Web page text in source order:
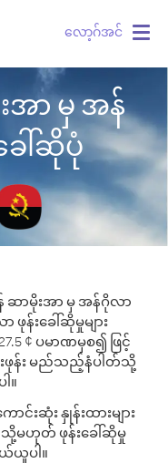
လော့ဂ်အင်
ာ မှ အန်
ေါ်ဆိုပုံ
ဆာမိုးအာ မှ အန်ဂိုလာ
န်းခေါ်ဆိုမှုများ
¢ ပမာဏမှစ၍ ဖြင့်
ဖုန်း မည်သည့်နံပါတ်သို့
။
းဆုံး နှုန်းထားများ
သို့မဟုတ် ဖုန်းခေါ်ဆိုမှု
ယူပါ။